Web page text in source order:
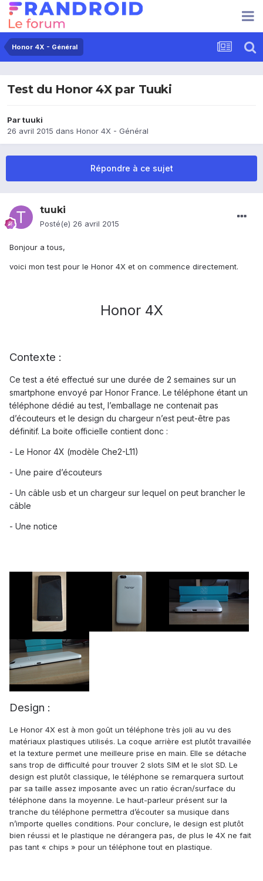
Honor 4X - Général
Test du Honor 4X par Tuuki
Partuuki
26 avril 2015 dans Honor 4X - Général
Répondre à ce sujet
tuuki
Posté(e) 26 avril 2015
Bonjour a tous,
voici mon test pour le Honor 4X et on commence directement.
Honor 4X
Contexte :
Ce test a été effectué sur une durée de 2 semaines sur un
smartphone envoyé par Honor France. Le téléphone étant un
téléphone dédié au test, l’emballage ne contenait pas
d’écouteurs et le design du chargeur n’est peut-être pas
définitif. La boite officielle contient donc :
- Le Honor 4X (modèle Che2-L11)
- Une paire d’écouteurs
- Un câble usb et un chargeur sur lequel on peut brancher le
câble
- Une notice
Design :
Le Honor 4X est à mon goût un téléphone très joli au vu des
matériaux plastiques utilisés. La coque arrière est plutôt travaillée
et la texture permet une meilleure prise en main. Elle se détache
sans trop de difficulté pour trouver 2 slots SIM et le slot SD. Le
design est plutôt classique, le téléphone se remarquera surtout
par sa taille assez imposante avec un ratio écran/surface du
téléphone dans la moyenne. Le haut-parleur présent sur la
tranche du téléphone permettra d’écouter sa musique dans
n’importe quelles conditions. Pour conclure, le design est plutôt
bien réussi et le plastique ne dérangera pas, de plus le 4X ne fait
pas tant « chips » pour un téléphone tout en plastique.